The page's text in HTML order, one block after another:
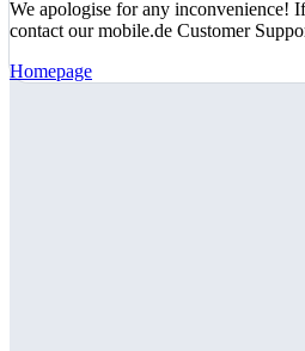
We apologise for any inconvenience!
contact our mobile.de Customer
Homepage